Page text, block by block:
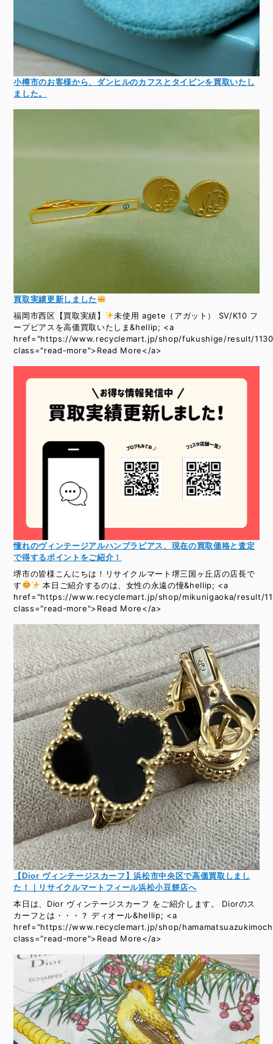
小樽市のお客様から、ダンヒルのカフスとタイピンを買取いたし
ました。
買取実績更新しました
福岡市西区【買取実績】
未使用 agete（アガット） SV/K10 フ
ープピアスを高価買取いたしま&hellip; <a
href="https://www.recyclemart.jp/shop/fukushige/result/
class="read-more">Read More</a>
憧れのヴィンテージアルハンブラピアス、現在の買取価格と査定
で得するポイントをご紹介！
堺市の皆様こんにちは！リサイクルマート堺三国ヶ丘店の店長で
す
本日ご紹介するのは、女性の永遠の憧&hellip; <a
href="https://www.recyclemart.jp/shop/mikunigaoka/result/
class="read-more">Read More</a>
【Dior ヴィンテージスカーフ】浜松市中央区で高価買取しまし
た！｜リサイクルマートフィール浜松小豆餅店へ
本日は、Dior ヴィンテージスカーフ をご紹介します。 Diorのス
カーフとは・・・？ ディオール&hellip; <a
href="https://www.recyclemart.jp/shop/
class="read-more">Read More</a>